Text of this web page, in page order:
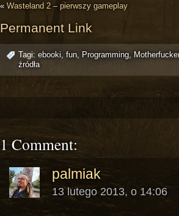
« Wasteland 2 – pierwszy gameplay
Permanent Link
Tagi: ebooki, fun, Programming,
źródła
1 Comment:
palmiak
13 lutego 2013, o 14:06